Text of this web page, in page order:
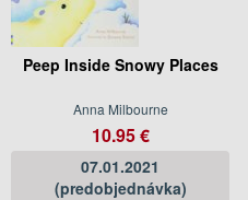
Peep Inside Snowy Places
Anna Milbourne
10.95 €
07.01.2021
(predobjednávka)